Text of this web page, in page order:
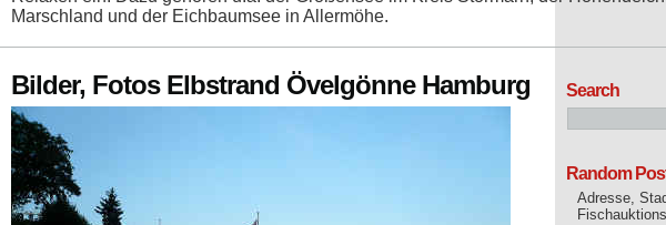
Marschland und der Eichbaumsee in Allermöhe.
Bilder, Fotos Elbstrand Övelgönne Hamburg Search
Random
Adresse,